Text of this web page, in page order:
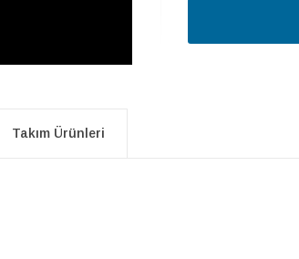
Takım Ürünleri